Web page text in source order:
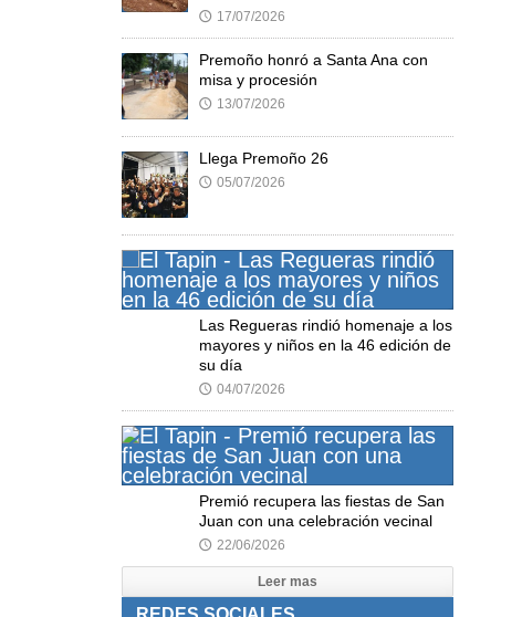
🕔 17/07/2026
Premoño honró a Santa Ana con
misa y procesión
🕔 13/07/2026
Llega Premoño 26
🕔 05/07/2026
Las Regueras rindió homenaje a los
mayores y niños en la 46 edición de
su día
🕔 04/07/2026
Premió recupera las fiestas de San
Juan con una celebración vecinal
🕔 22/06/2026
Leer mas